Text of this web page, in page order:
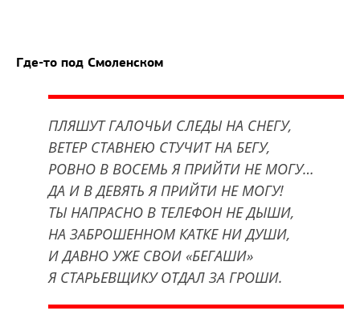
Где-то под Смоленском
ПЛЯШУТ ГАЛОЧЬИ СЛЕДЫ НА СНЕГУ,
ВЕТЕР СТАВНЕЮ СТУЧИТ НА БЕГУ,
РОВНО В ВОСЕМЬ Я ПРИЙТИ НЕ МОГУ…
ДА И В ДЕВЯТЬ Я ПРИЙТИ НЕ МОГУ!
ТЫ НАПРАСНО В ТЕЛЕФОН НЕ ДЫШИ,
НА ЗАБРОШЕННОМ КАТКЕ НИ ДУШИ,
И ДАВНО УЖЕ СВОИ «БЕГАШИ»
Я СТАРЬЕВЩИКУ ОТДАЛ ЗА ГРОШИ.